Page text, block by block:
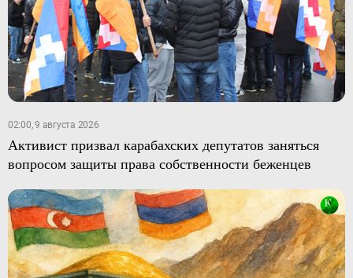
02:00, 9 августа 2026
Активист призвал карабахских депутатов заняться
вопросом защиты права собственности беженцев